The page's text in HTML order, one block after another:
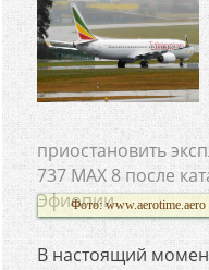
Фото: www.aerotime.aero
приостановить
737 MАХ 8 после
Эфиопии.
В настоящий